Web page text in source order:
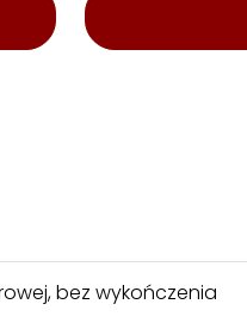
bez wykończenia